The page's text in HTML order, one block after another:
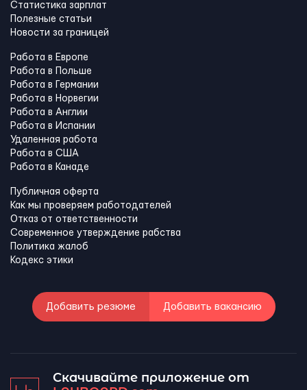
Статистика зарплат
Полезные статьи
Новости за границей
Работа в Европе
Работа в Польше
Работа в Германии
Работа в Норвегии
Работа в Англии
Работа в Испании
Удаленная работа
Работа в США
Работа в Канадe
Публичная оферта
Как мы проверяем работодателей
Отказ от ответственности
Современное утверждение рабства
Политика жалоб
Кодекс этики
Добавить резюме Добавить вакансию
Скачивайте приложение от